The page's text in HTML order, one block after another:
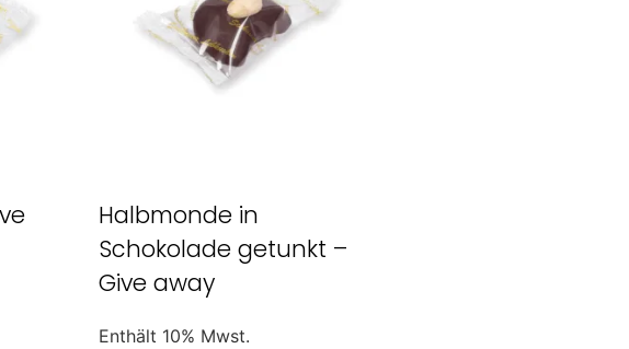
Halbmonde in
Schokolade getunkt –
Give away
Enthält 10% Mwst.